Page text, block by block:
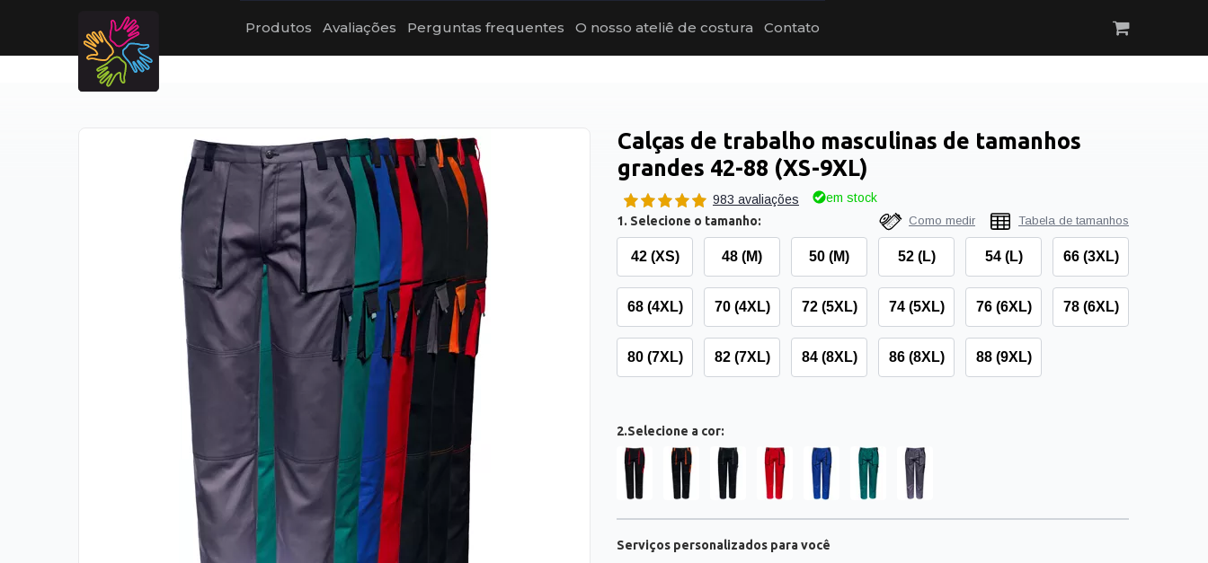
Produtos Avaliações Perguntas frequentes O nosso ateliê de costura Contato
Calças de trabalho masculinas de tamanhos
grandes 42-88 (XS-9XL)
983 avaliações
em stock
1. Selecione o tamanho:
Como medir Tabela de tamanhos
42 (XS) 48 (M) 50 (M) 52 (L) 54 (L) 66 (3XL)
68 (4XL) 70 (4XL) 72 (5XL) 74 (5XL) 76 (6XL) 78 (6XL)
80 (7XL) 82 (7XL) 84 (8XL) 86 (8XL) 88 (9XL)
2.Selecione a cor:
Serviços personalizados para você